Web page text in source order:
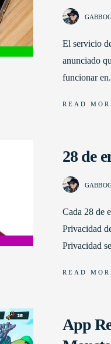
El servicio
anunciado
funcionar en
READ
28 de
Cada 28 de
Privacidad
Privacidad
READ
App